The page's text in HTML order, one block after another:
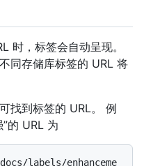
时，标签会自动呈现。
同存储库标签的 URL 将
找到标签的 URL。 例
的 URL 为
labels/enhanceme